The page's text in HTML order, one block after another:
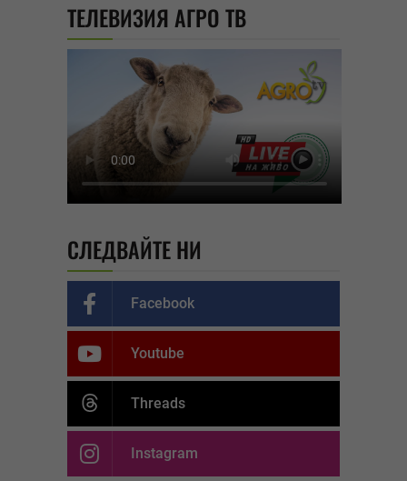
ТЕЛЕВИЗИЯ АГРО ТВ
СЛЕДВАЙТЕ НИ
Facebook
Youtube
Threads
Instagram